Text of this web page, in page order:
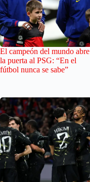
El campeón del mundo abre
la puerta al PSG: “En el
fútbol nunca se sabe”